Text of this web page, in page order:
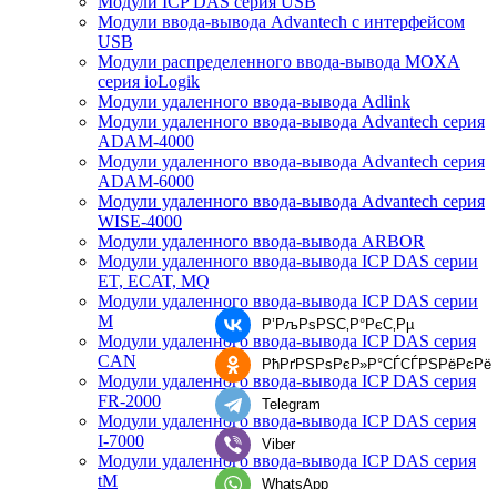
Модули ввода-вывода Advantech с интерфейсом
USB
Модули распределенного ввода-вывода MOXA
серия ioLogik
Модули удаленного ввода-вывода Adlink
Модули удаленного ввода-вывода Advantech серия
ADAM-4000
Модули удаленного ввода-вывода Advantech серия
ADAM-6000
Модули удаленного ввода-вывода Advantech серия
WISE-4000
Модули удаленного ввода-вывода ARBOR
Модули удаленного ввода-вывода ICP DAS серии
ET, ECAT, MQ
Модули удаленного ввода-вывода ICP DAS серии
M
Модули удаленного ввода-вывода ICP DAS серия
CAN
Модули удаленного ввода-вывода ICP DAS серия
FR-2000
Модули удаленного ввода-вывода ICP DAS серия
I-7000
Модули удаленного ввода-вывода ICP DAS серия
tM
Р’РљРѕРЅС‚Р°РєС‚Рµ
РћРґРЅРѕРєР»Р°СЃСЃРЅРёРєРё
Telegram
Viber
WhatsApp